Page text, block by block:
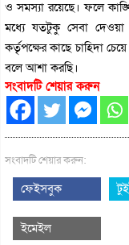
ও সমস্যা রয়েছে। ফলে
মধ্যে যতটুকু সেবা দেওয়া
কর্তৃপক্ষের কাছে চাহিদা
বলে আশা করছি।
সংবাদটি শেয়ার করুন
সংবাদটি শেয়ার করুন:
ফেইসবুক
ইমেইল